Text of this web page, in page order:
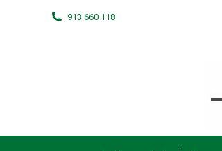
913 660 118